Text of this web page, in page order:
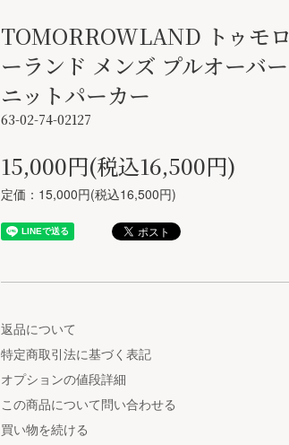
TOMORROWLAND トゥモロ
ーランド メンズ プルオーバー
ニットパーカー
63-02-74-02127
15,000円(税込16,500円)
定価：15,000円(税込16,500円)
返品について
特定商取引法に基づく表記
オプションの値段詳細
この商品について問い合わせる
買い物を続ける